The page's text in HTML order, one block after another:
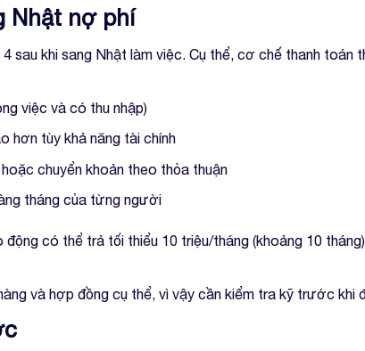
Nhật nợ phí
sau khi sang Nhật làm việc. Cụ thể, cơ chế thanh toán
việc và có thu nhập)
hơn tùy khả năng tài chính
chuyển khoản theo thỏa thuận
tháng của từng người
có thể trả tối thiểu 10 triệu/tháng (khoảng 10
và hợp đồng cụ thể, vì vậy cần kiểm tra kỹ trước khi